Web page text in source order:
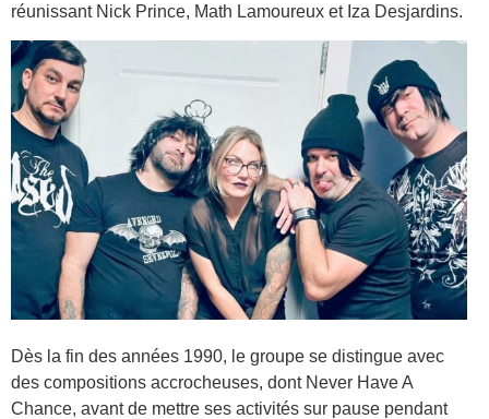
réunissant Nick Prince, Math Lamoureux et Iza Desjardins.
Dès la fin des années 1990, le groupe se distingue avec
des compositions accrocheuses, dont Never Have A
Chance, avant de mettre ses activités sur pause pendant